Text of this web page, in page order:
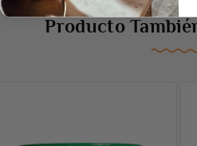
Producto